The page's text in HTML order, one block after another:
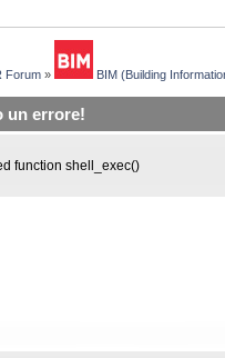
Forum » BIM (Building
un errore!
function shell_exec()